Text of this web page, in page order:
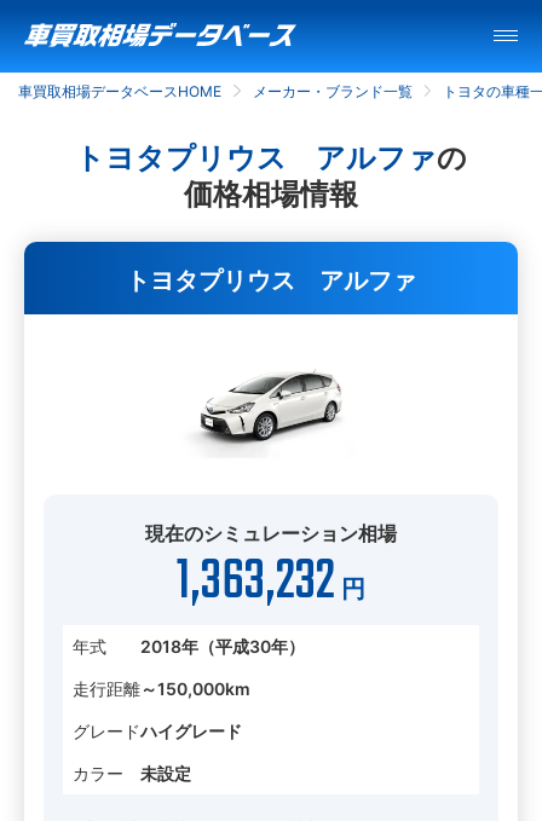
車買取相場データベースHOME メーカー・ブランド一覧 トヨタの車種
トヨタプリウス アルファの
価格相場情報
トヨタプリウス アルファ
現在のシミュレーション相場
1,363,232 円
年式 2018年（平成30年）
走行距離～150,000km
グレードハイグレード
カラー 未設定